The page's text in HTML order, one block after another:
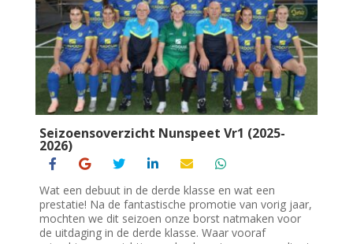
Seizoensoverzicht Nunspeet Vr1 (2025-
2026)
Wat een debuut in de derde klasse en wat een
prestatie! Na de fantastische promotie van vorig jaar,
mochten we dit seizoen onze borst natmaken voor
de uitdaging in de derde klasse. Waar vooraf